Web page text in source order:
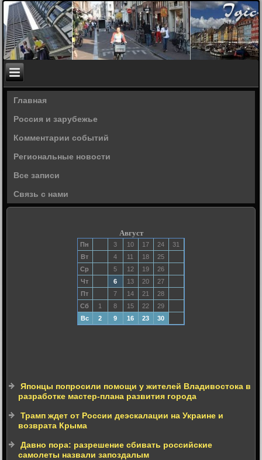
Главная
Россия и зарубежье
Комментарии событий
Региональные новости
Все записи
Связь с нами
Август
Пн 3 10 17 24
31
Вт
4 11 18
25
Ср
5 12 19
26
Чт
6 13 20
27
Пт
7 14 21
28
Сб
1 8 15 22
29
Вс
2 9 16 23 30
Японцы попросили помощи у жителей Владивостока в
разработке мастер-плана развития города
Трамп ждет от России деэскалации на Украине и
возврата Крыма
Давно пора: разрешение сбивать российские
самолеты назвали запоздалым